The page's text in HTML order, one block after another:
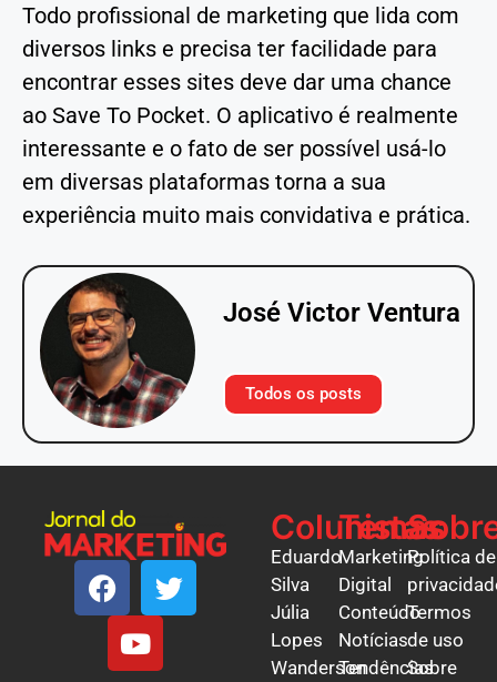
Todo profissional de marketing que lida com
diversos links e precisa ter facilidade para
encontrar esses sites deve dar uma chance
ao Save To Pocket. O aplicativo é realmente
interessante e o fato de ser possível usá-lo
em diversas plataformas torna a sua
experiência muito mais convidativa e prática.
José Victor Ventura
Todos os posts
Colunistas
Eduardo
Silva
Júlia
Lopes
Wanderson
Temas
Marketing
Digital
Conteúdo
Notícias
Tendências
Política de
Termos
de uso
Sobre